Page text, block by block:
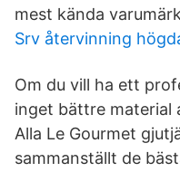
mest kända
Srv återvinning
Om du vill ha ett
inget bättre material
Alla Le Gourmet
sammanställt de